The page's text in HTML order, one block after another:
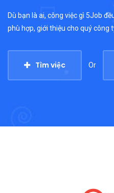
Dù bạn là ai, công việc gì 5Job
phù hợp, giới thiệu cho quý công
Tìm việc Or